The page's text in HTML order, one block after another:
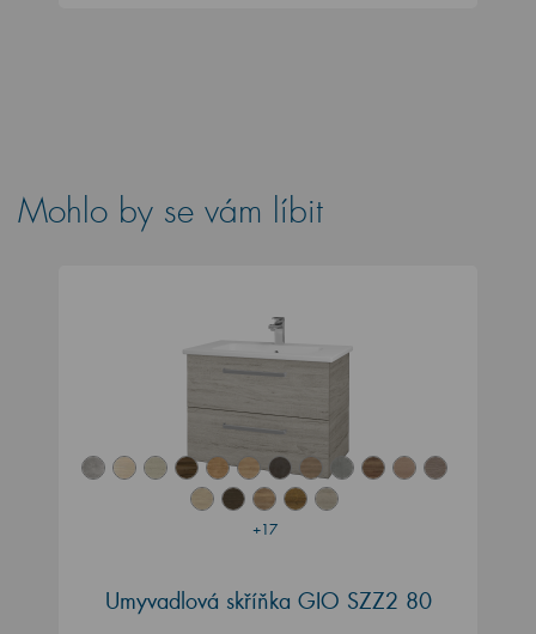
Mohlo by se vám líbit
+17
Umyvadlová skříňka GIO SZZ2 80